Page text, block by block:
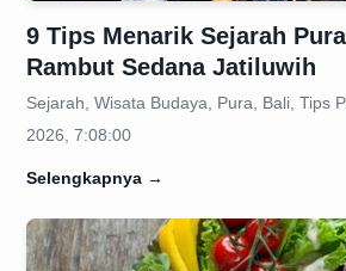
9 Tips Menarik Sejarah
Rambut Sedana Jatiluwih
Sejarah, Wisata Budaya, Pura, Bali, Tips
2026, 7:08:00
Selengkapnya →